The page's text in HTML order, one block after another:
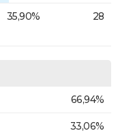
35,90% 28
66,94%
33,06%